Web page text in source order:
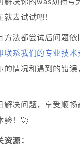
解决你的was劫持号
就去试试吧！
方法都尝试后问题依
联系我们的专业技术
的情况和遇到的错误
解决问题，享受顺畅
验！🚀
资源：